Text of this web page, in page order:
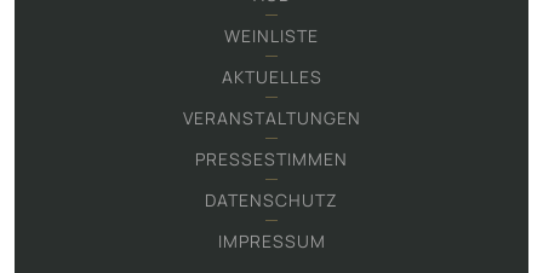
WEINLISTE
AKTUELLES
VERANSTALTUNGEN
PRESSESTIMMEN
DATENSCHUTZ
IMPRESSUM